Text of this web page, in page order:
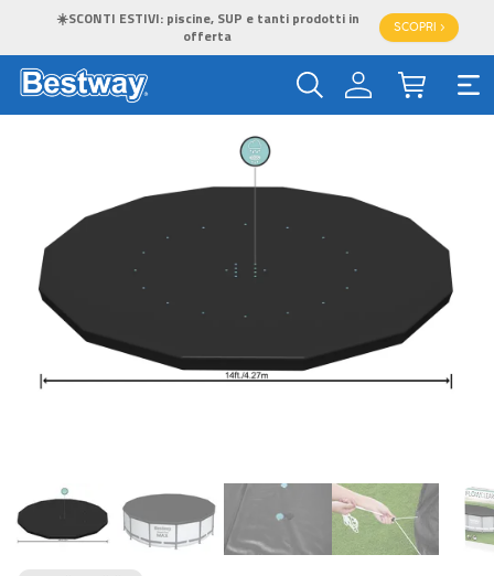
☀️SCONTI ESTIVI: piscine, SUP e tanti prodotti in
offerta
SCOPRI >